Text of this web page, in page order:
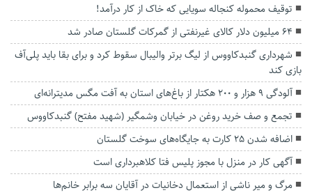
توقیف محموله کنجاله سویایی که خاک از کار درآمد!
۶۴ میلیون دلار کالای غیرنفتی از گمرکات گلستان صادر شد
شهرداری گنبدکاووس از لیگ برتر والیبال سقوط کرد و برای بقا باید پلی‌آف
بازی کند
آلودگی ۹ هزار و ۲۰۰ هکتار از باغ‌های استان به آفت مگس مدیترانه‌ای
تجمع و صف خرید روغن در خیابان وشمگیر (شهید مفتح) گنبدکاووس
اضافه شدن ۲۵ کارت به جایگاه‌های سوخت گلستان
آگهی کار در منزل با مجوز پلیس فتا کلاهبرداری است
مرگ و میر ناشی از استعمال دخانیات در آقایان سه برابر خانم‌ها